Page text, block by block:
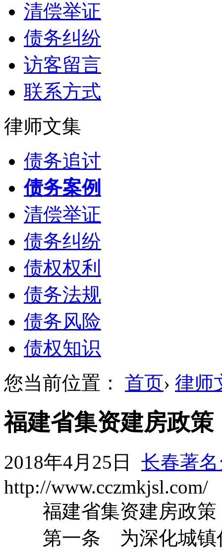
清偿举证
债务纠纷
访客留言
联系方式
律师文集
债务追讨
债务案例
清偿举证
债务纠纷
债权权利
债务法规
债务风险
债权知识
您当前位置： 首页› 律师
福建省集资建房政策
2018年4月25日 长春著
http://www.cczmkjsl.com/
福建省集资建房政策
第一条 为深化城镇住